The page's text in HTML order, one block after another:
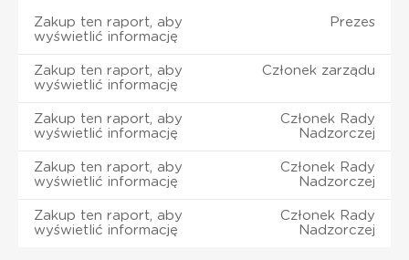
Zakup ten raport, aby
wyświetlić informację
Prezes
Zakup ten raport, aby
wyświetlić informację
Członek zarządu
Zakup ten raport, aby
wyświetlić informację
Członek Rady
Nadzorczej
Zakup ten raport, aby
wyświetlić informację
Członek Rady
Nadzorczej
Zakup ten raport, aby
wyświetlić informację
Członek Rady
Nadzorczej